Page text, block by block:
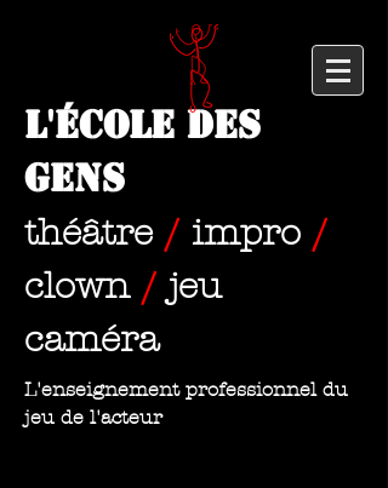
L'École des
Gens
théâtre / impro /
clown / jeu
caméra
L'enseignement professionnel du
jeu de l'acteur